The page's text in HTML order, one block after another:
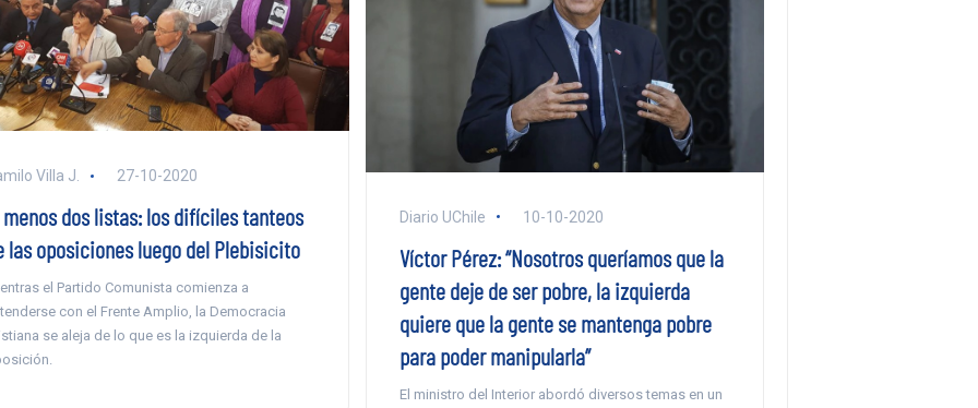
Villa J. 27-10-2020
menos dos listas: los difíciles tanteos
las oposiciones luego del Plebisicito
el Partido Comunista comienza a
con el Frente Amplio, la Democracia
se aleja de lo que es la izquierda de la
Diario UChile 10-10-2020
Víctor Pérez: “Nosotros queríamos que la
gente deje de ser pobre, la izquierda
quiere que la gente se mantenga pobre
para poder manipularla”
El ministro del Interior abordó diversos temas en un